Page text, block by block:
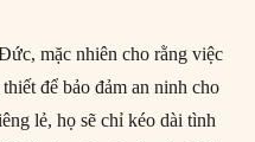
mặc nhiên cho rằng việc
để bảo đảm an ninh cho
lẻ, họ sẽ chỉ kéo dài tình